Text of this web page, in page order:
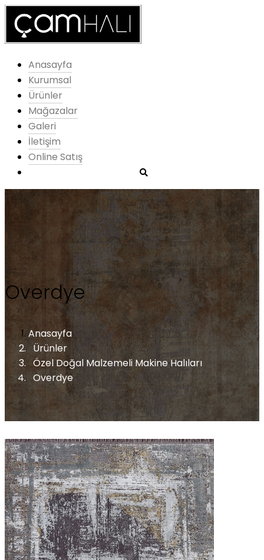
Anasayfa
Kurumsal
Ürünler
Mağazalar
Galeri
İletişim
Online Satış
Overdye
Anasayfa
Ürünler
Özel Doğal Malzemeli Makine Halıları
Overdye